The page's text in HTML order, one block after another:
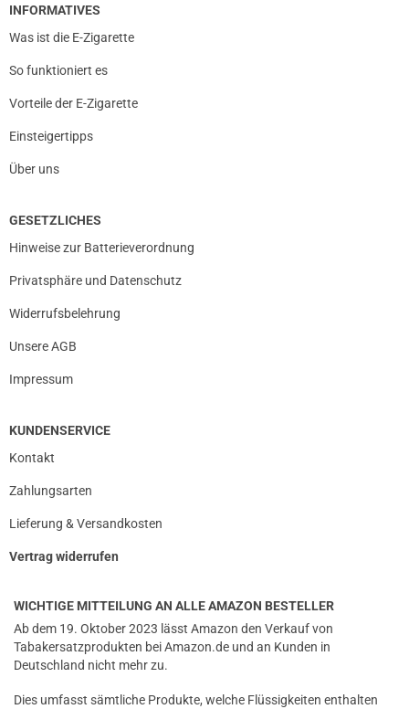
INFORMATIVES
Was ist die E-Zigarette
So funktioniert es
Vorteile der E-Zigarette
Einsteigertipps
Über uns
GESETZLICHES
Hinweise zur Batterieverordnung
Privatsphäre und Datenschutz
Widerrufsbelehrung
Unsere AGB
Impressum
KUNDENSERVICE
Kontakt
Zahlungsarten
Lieferung & Versandkosten
Vertrag widerrufen
WICHTIGE MITTEILUNG AN ALLE AMAZON BESTELLER
Ab dem 19. Oktober 2023 lässt Amazon den Verkauf von
Tabakersatzprodukten bei Amazon.de und an Kunden in
Deutschland nicht mehr zu.
Dies umfasst sämtliche Produkte, welche Flüssigkeiten enthalten